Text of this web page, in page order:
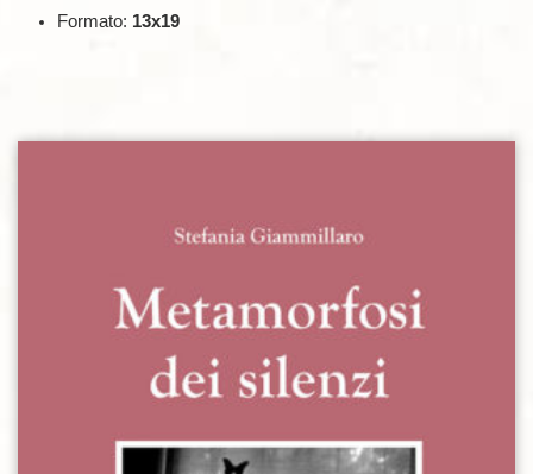
Formato: 13x19
Aggiungi alla lista dei desideri